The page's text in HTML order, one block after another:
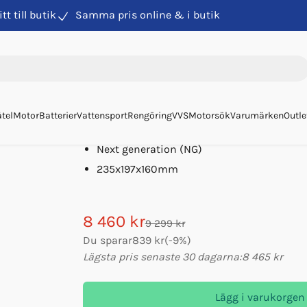
till butik Samma pris online & i butik
MotorBatterierVattensportRengöringVVSMotorsökVarumärken
Litium Victron Ng 100ah 12,8v
Next generation (NG)
235x197x160mm
8 460 kr9 299 kr
Du sparar839 kr(-9%)
Lägsta pris senaste 30 dagarna:8 465 kr
Lägg i varukorgen